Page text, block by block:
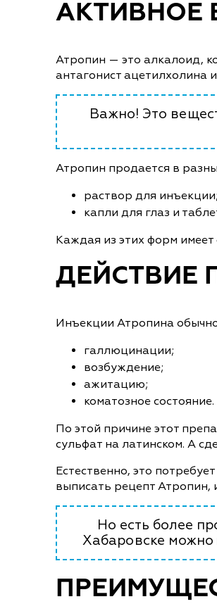
АКТИВНОЕ
Атропин — это алкалоид,
антагонист ацетилхолина
Важно! Это
Атропин продается в
раствор для инъекции;
капли для глаз и
Каждая из этих форм
ДЕЙСТВИЕ
Инъекции Атропина
галлюцинации;
возбуждение;
ажитацию;
коматозное состояние.
По этой причине этот
сульфат на латинском. А
Естественно, это
выписать рецепт Атропин,
Но есть более
Хабаровске можно